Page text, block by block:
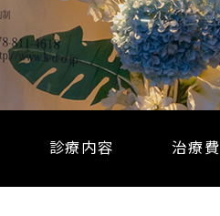
診療内容 治療費